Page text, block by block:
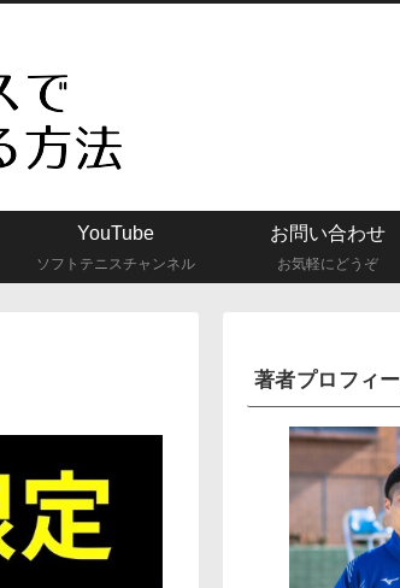
YouTube
ソフトテニスチャンネル
お問い合わせ
お気軽にどうぞ
著者プロフィ